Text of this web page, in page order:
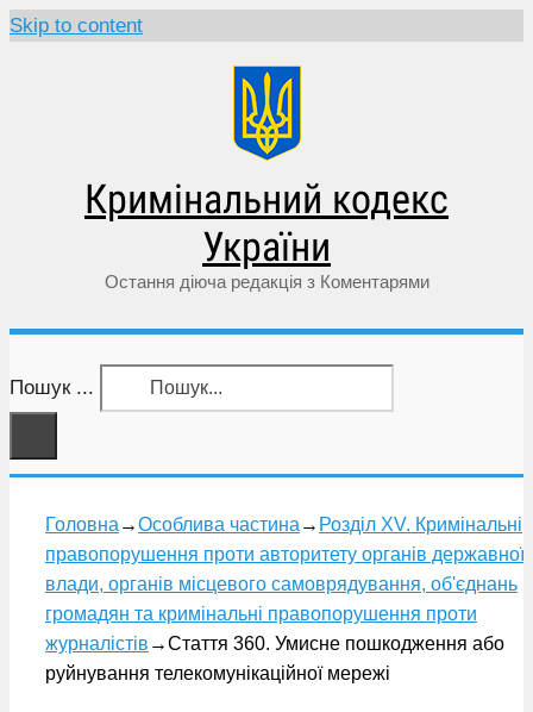
Skip to content
Кримінальний кодекс
України
Остання діюча редакція з Коментарями
Пошук ...
Головна →Особлива частина → Розділ XV. Кримінальні
правопорушення проти авторитету органів державної
влади, органів місцевого самоврядування, об'єднань
громадян та кримінальні правопорушення проти
журналістів →Стаття 360. Умисне пошкодження або
руйнування телекомунікаційної мережі